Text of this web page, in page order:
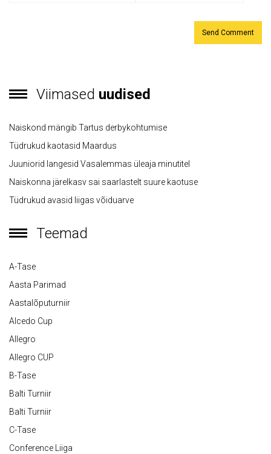
Viimased uudised
Naiskond mängib Tartus derbykohtumise
Tüdrukud kaotasid Maardus
Juuniorid langesid Vasalemmas üleaja minutitel
Naiskonna järelkasv sai saarlastelt suure kaotuse
Tüdrukud avasid liigas võiduarve
Teemad
A-Tase
Aasta Parimad
Aastalõputurniir
Alcedo Cup
Allegro
Allegro CUP
B-Tase
Balti Turniir
Balti Turniir
C-Tase
Conference Liiga